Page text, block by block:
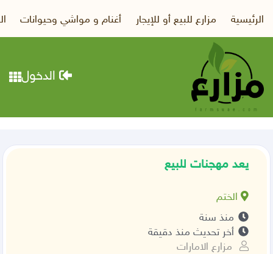
الرئيسية مزارع للبيع أو للإيجار أغنام و مواشي وحيوانات
الدخول
يعد مهجنات للبيع
الختم
منذ سنة
أخر تحديث منذ دقيقة
مزارع الامارات